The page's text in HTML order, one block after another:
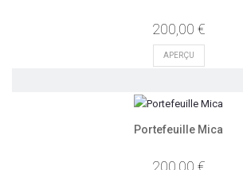
200,00 €
APERÇU
Portefeuille Mica
200,00 €